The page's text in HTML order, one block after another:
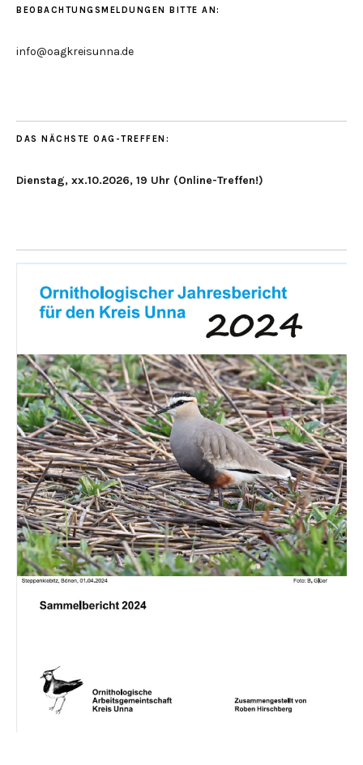
BEOBACHTUNGSMELDUNGEN BITTE AN:
info@oagkreisunna.de
DAS NÄCHSTE OAG-TREFFEN:
Dienstag, xx.10.2026, 19 Uhr (Online-Treffen!)